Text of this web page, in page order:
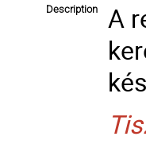
Description
A